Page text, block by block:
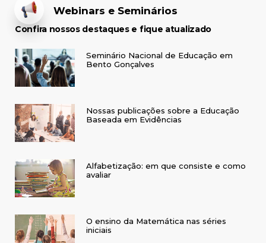
Webinars e Seminários
Confira nossos destaques e fique atualizado
Seminário Nacional de Educação em
Bento Gonçalves
Nossas publicações sobre a Educação
Baseada em Evidências
Alfabetização: em que consiste e como
avaliar
O ensino da Matemática nas séries
iniciais